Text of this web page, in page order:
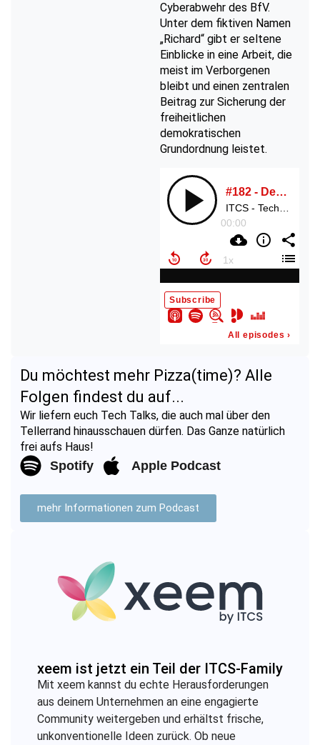
Cyberabwehr des BfV.
Unter dem fiktiven Namen
„Richard“ gibt er seltene
Einblicke in eine Arbeit, die
meist im Verborgenen
bleibt und einen zentralen
Beitrag zur Sicherung der
freiheitlichen
demokratischen
Grundordnung leistet.
Du möchtest mehr Pizza(time)? Alle
Folgen findest du auf...
Wir liefern euch Tech Talks, die auch mal über den
Tellerrand hinausschauen dürfen. Das Ganze natürlich
frei aufs Haus!
Spotify Apple Podcast
mehr Informationen zum Podcast
xeem ist jetzt ein Teil der ITCS-Family
Mit xeem kannst du echte Herausforderungen
aus deinem Unternehmen an eine engagierte
Community weitergeben und erhältst frische,
unkonventionelle Ideen zurück. Ob neue